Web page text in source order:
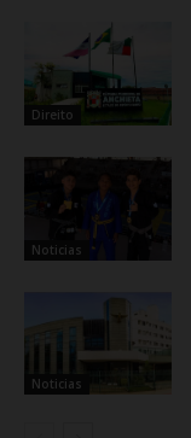
Direito
Noticias
Noticias